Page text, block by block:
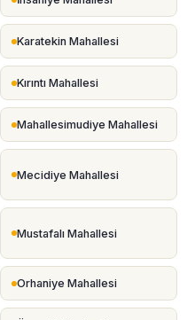
Karatekin Mahallesi
Kırıntı Mahallesi
Mahallesimudiye Mahallesi
Mecidiye Mahallesi
Mustafalı Mahallesi
Orhaniye Mahallesi